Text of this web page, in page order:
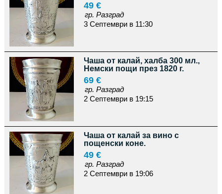
49 €
гр. Разград
3 Септември в 11:30
Чаша от калай, халба 300 мл.,
Немски пощи през 1820 г.
69 €
гр. Разград
2 Септември в 19:15
Чаша от калай за вино с
пощенски коне.
49 €
гр. Разград
2 Септември в 19:06